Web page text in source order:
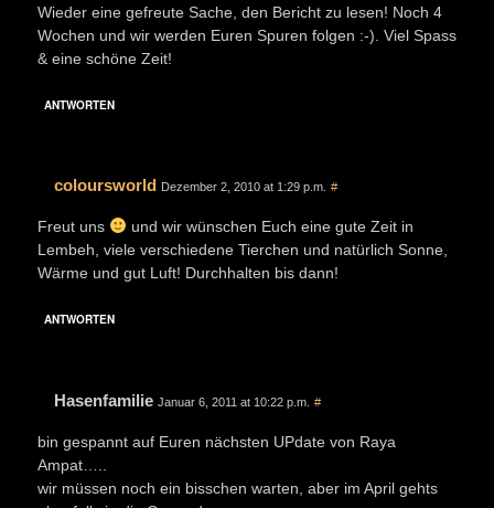
Wieder eine gefreute Sache, den Bericht zu lesen! Noch 4
Wochen und wir werden Euren Spuren folgen :-). Viel Spass
& eine schöne Zeit!
ANTWORTEN
coloursworld Dezember 2, 2010 at 1:29 p.m. #
Freut uns
und wir wünschen Euch eine gute Zeit in
Lembeh, viele verschiedene Tierchen und natürlich Sonne,
Wärme und gut Luft! Durchhalten bis dann!
ANTWORTEN
Hasenfamilie Januar 6, 2011 at 10:22 p.m. #
bin gespannt auf Euren nächsten UPdate von Raya
Ampat…..
wir müssen noch ein bisschen warten, aber im April gehts